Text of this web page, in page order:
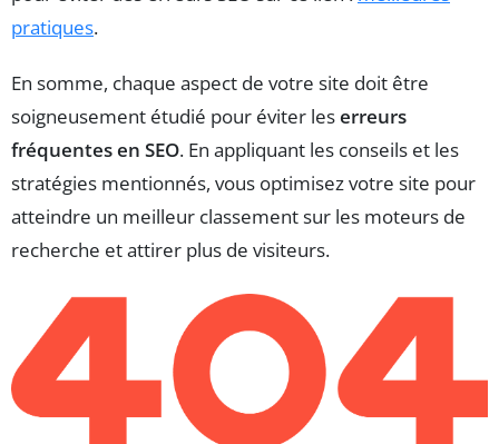
pratiques.
En somme, chaque aspect de votre site doit être
soigneusement étudié pour éviter leserreurs
fréquentes en SEO. En appliquant les conseils et les
stratégies mentionnés, vous optimisez votre site pour
atteindre un meilleur classement sur les moteurs de
recherche et attirer plus de visiteurs.